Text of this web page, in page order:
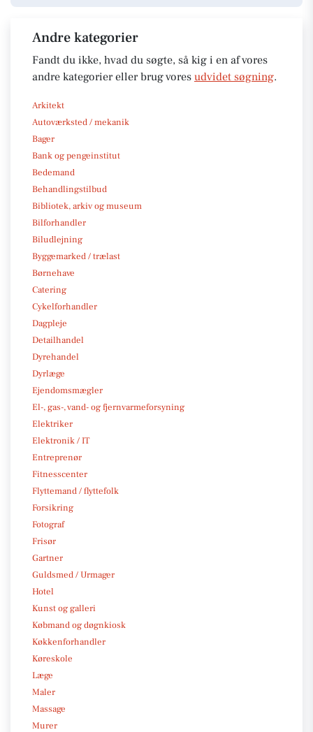
Andre kategorier
Fandt du ikke, hvad du søgte, så kig i en af vores
andre kategorier eller brug vores udvidet søgning.
Arkitekt
Autoværksted / mekanik
Bager
Bank og pengeinstitut
Bedemand
Behandlingstilbud
Bibliotek, arkiv og museum
Bilforhandler
Biludlejning
Byggemarked / trælast
Børnehave
Catering
Cykelforhandler
Dagpleje
Detailhandel
Dyrehandel
Dyrlæge
Ejendomsmægler
El-, gas-, vand- og fjernvarmeforsyning
Elektriker
Elektronik / IT
Entreprenør
Fitnesscenter
Flyttemand / flyttefolk
Forsikring
Fotograf
Frisør
Gartner
Guldsmed / Urmager
Hotel
Kunst og galleri
Købmand og døgnkiosk
Køkkenforhandler
Køreskole
Læge
Maler
Massage
Murer